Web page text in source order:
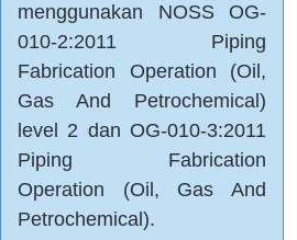
menggunakan NOSS OG-
010-2:2011 Piping
Fabrication Operation (Oil,
Gas And Petrochemical)
level 2 dan OG-010-3:2011
Piping Fabrication
Operation (Oil, Gas And
Petrochemical).